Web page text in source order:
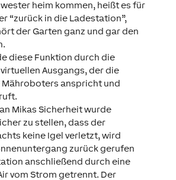
heim kommen, heißt es für
“zurück in die Ladestation”,
der Garten ganz und gar den
diese Funktion durch die
Ausgangs, der die
Mähroboters anspricht und
Mikas Sicherheit wurde
zu stellen, dass der
keine Igel verletzt, wird
zurück gerufen
anschließend durch eine
vom Strom getrennt. Der